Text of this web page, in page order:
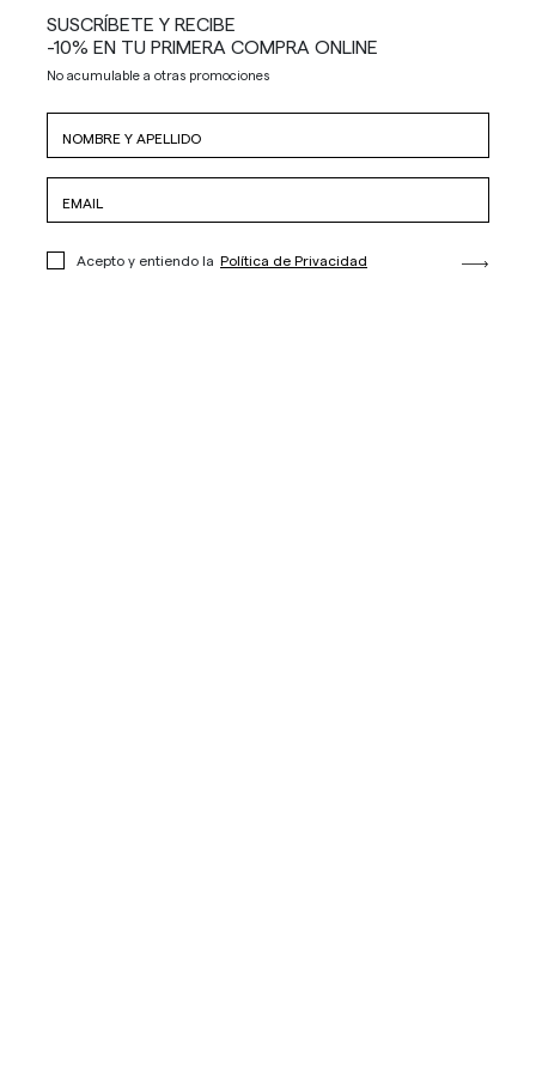
SUSCRÍBETE Y RECIBE
-10% EN TU PRIMERA COMPRA ONLINE
No acumulable a otras promociones
Acepto y entiendo la Política de Privacidad